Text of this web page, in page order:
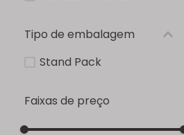
Tipo de embalagem
Stand Pack
Faixas de preço